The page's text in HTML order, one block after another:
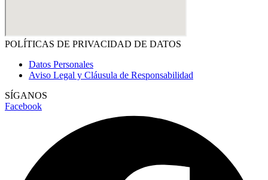
POLÍTICAS DE PRIVACIDAD DE DATOS
Datos Personales
Aviso Legal y Cláusula de Responsabilidad
SÍGANOS
Facebook